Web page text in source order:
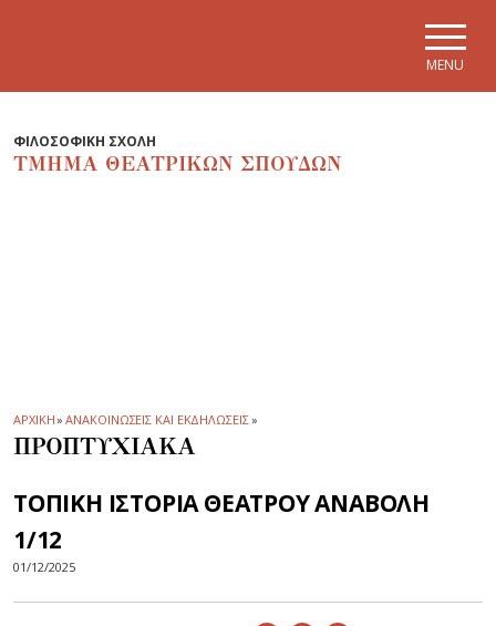
MENU
ΦΙΛΟΣΟΦΙΚΗ ΣΧΟΛΗ
ΤΜΗΜΑ ΘΕΑΤΡΙΚΩΝ ΣΠΟΥΔΩΝ
ΑΡΧΙΚΗ» ΑΝΑΚΟΙΝΩΣΕΙΣ ΚΑΙ ΕΚΔΗΛΩΣΕΙΣ»
ΠΡΟΠΤΥΧΙΑΚΑ
ΤΟΠΙΚΗ ΙΣΤΟΡΙΑ ΘΕΑΤΡΟΥ ΑΝΑΒΟΛΗ
1/12
01/12/2025